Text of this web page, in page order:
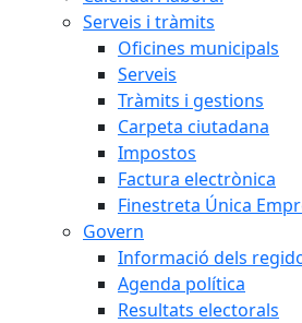
Serveis i tràmits
Oficines municipals
Serveis
Tràmits i gestions
Carpeta ciutadana
Impostos
Factura electrònica
Finestreta Única
Govern
Informació dels
Agenda política
Resultats electorals